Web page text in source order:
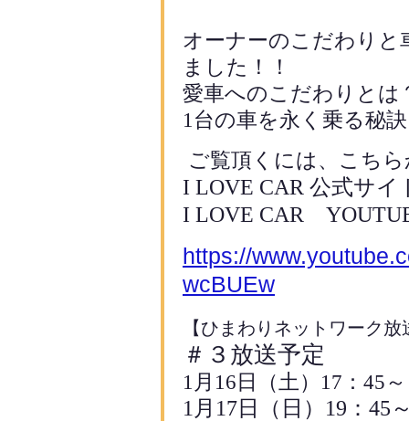
オーナーのこだわり
ました！！
愛車へのこだわりとは
1台の車を永く乗る秘
ご覧頂くには、こち
I LOVE CAR 公式サ
I LOVE CAR
https://
wcBUEw
【ひまわりネットワーク
＃３放送予定
1 月 16 日（土） 17 ：45～
1 月 17日（日）19：45